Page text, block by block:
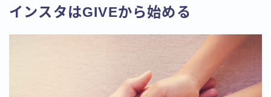
インスタはGIVEから始める